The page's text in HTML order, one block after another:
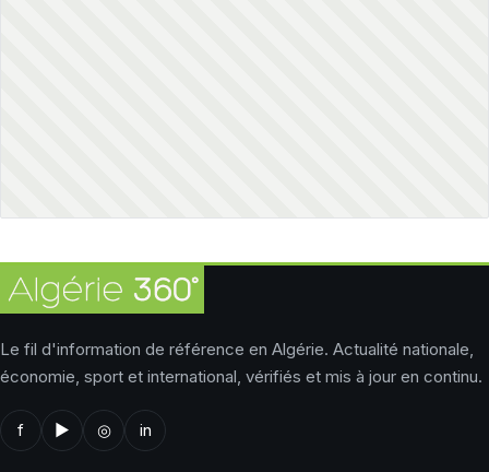
Le fil d'information de référence en Algérie. Actualité nationale,
économie, sport et international, vérifiés et mis à jour en continu.
f ▶ ◎ in